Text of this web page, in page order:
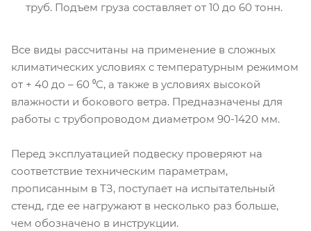
труб. Подъем груза составляет от 10 до 60 тонн.
Все виды рассчитаны на применение в сложных
климатических условиях с температурным режимом
от + 40 до – 60 ⁰С, а также в условиях высокой
влажности и бокового ветра. Предназначены для
работы с трубопроводом диаметром 90-1420 мм.
Перед эксплуатацией подвеску проверяют на
соответствие техническим параметрам,
прописанным в ТЗ, поступает на испытательный
стенд, где ее нагружают в несколько раз больше,
чем обозначено в инструкции.